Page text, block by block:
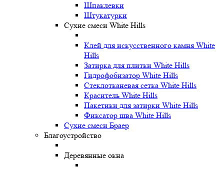
Шпаклевки
Штукатурки
Сухие смеси White Hills
Клей для искусственного камня White
Hills
Затирка для плитки White Hills
Гидрофобизатор White Hills
Стеклотканевая сетка White Hills
Краситель White Hills
Пакетики для затирки White Hills
Фиксатор шва White Hills
Сухие смеси Браер
Благоустройство
Деревянные окна